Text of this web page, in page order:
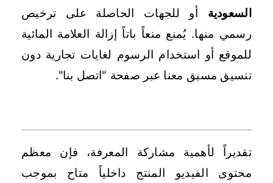
السعودية أو للجهات الحاصلة على ترخيص
رسمي منها. يُمنع منعاً باتاً إزالة العلامة المائية
للموقع أو استخدام الرسوم لغايات تجارية دون
تنسيق مسبق معنا عبر صفحة "اتصل بنا".
تقديراً لأهمية مشاركة المعرفة، فإن معظم
محتوى الفيديو المنتج داخلياً متاح بموجب